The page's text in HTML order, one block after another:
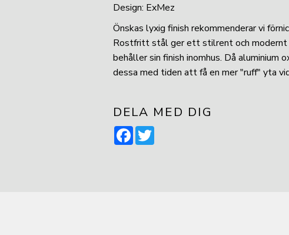
Design: ExMez
Önskas lyxig finish rekommenderar vi
Rostfritt stål ger ett stilrent och modernt
behåller sin finish inomhus. Då
dessa med tiden att få en mer "ruff" yta
DELA MED DIG
Facebook